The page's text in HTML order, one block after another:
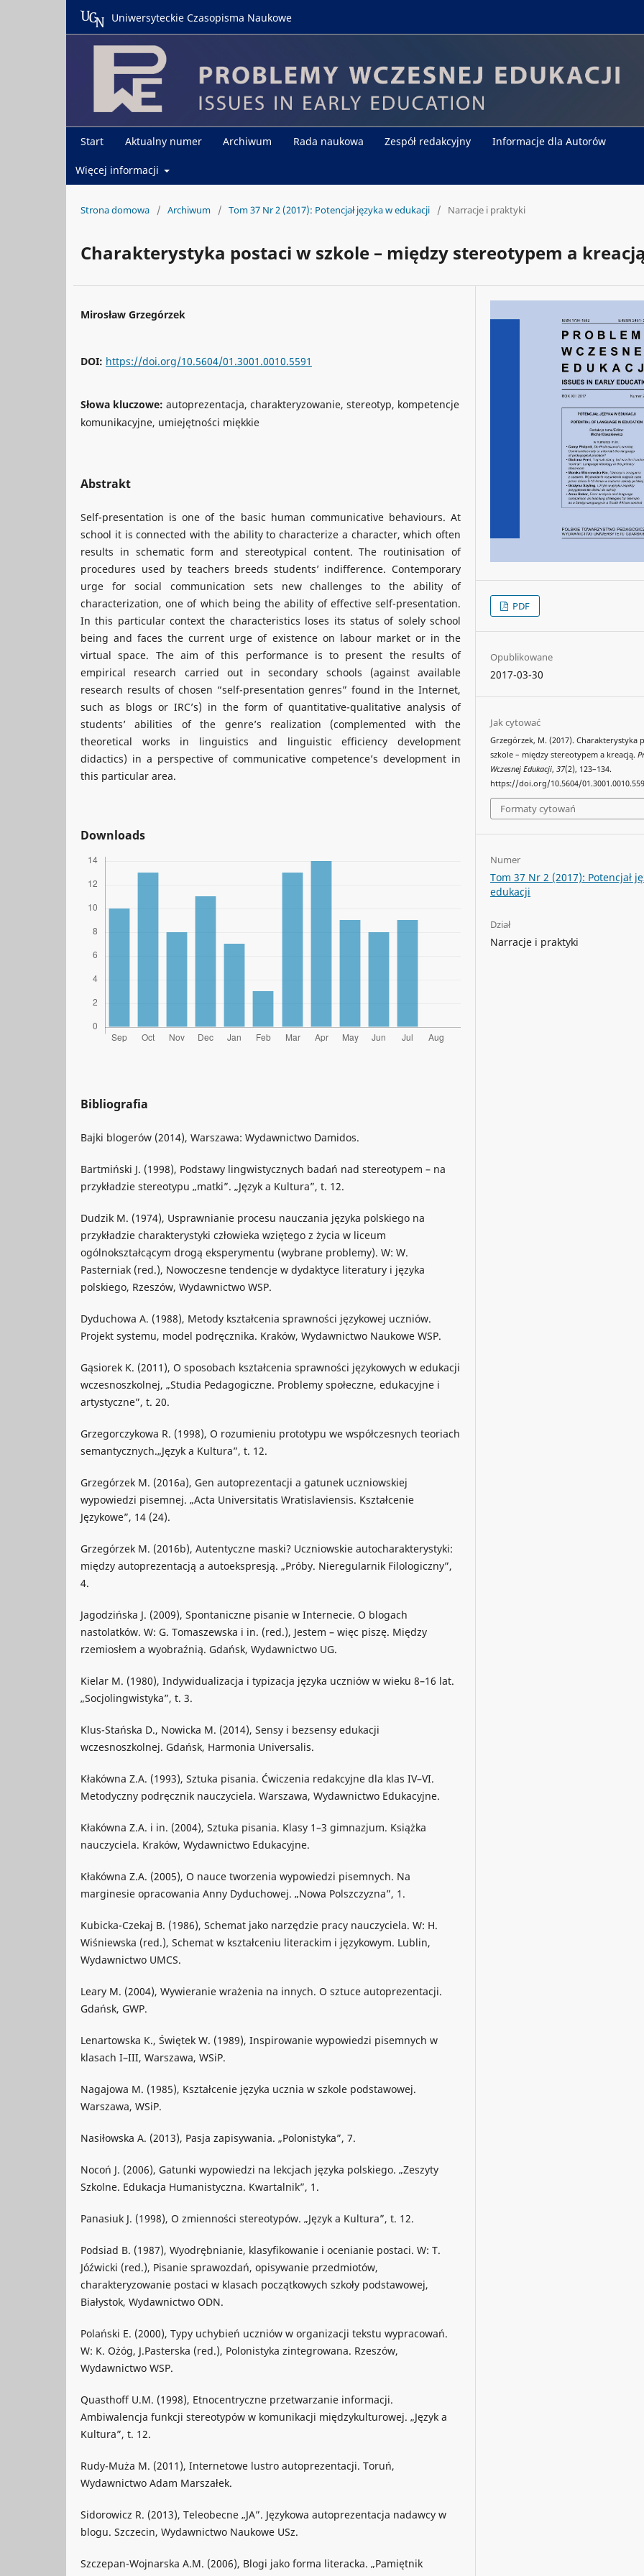
Start Aktualny numer Archiwum Rada naukowa Zespół redakcyjny Informacje dla Autorów
Więcej informacji
Uniwersyteckie Czasopisma Naukowe
Strona domowa / Archiwum / Tom 37 Nr 2 (2017): Potencjał języka w edukacji / Narracje i praktyki
Charakterystyka postaci w szkole – między stereotypem a kreacją
Mirosław Grzegórzek
DOI: https://doi.org/10.5604/01.3001.0010.5591
Słowa kluczowe: autoprezentacja, charakteryzowanie, stereotyp, kompetencje
komunikacyjne, umiejętności miękkie
Abstrakt
Self-presentation is one of the basic human communicative behaviours. At
school it is connected with the ability to characterize a character, which often
results in schematic form and stereotypical content. The routinisation of
procedures used by teachers breeds students’ indifference. Contemporary
urge for social communication sets new challenges to the ability of
characterization, one of which being the ability of effective self-presentation.
In this particular context the characteristics loses its status of solely school
being and faces the current urge of existence on labour market or in the
virtual space. The aim of this performance is to present the results of
empirical research carried out in secondary schools (against available
research results of chosen “self-presentation genres” found in the Internet,
such as blogs or IRC’s) in the form of quantitative-qualitative analysis of
students’ abilities of the genre’s realization (complemented with the
theoretical works in linguistics and linguistic efficiency development
didactics) in a perspective of communicative competence’s development in
this particular area.
Downloads
Bibliografia
Bajki blogerów (2014), Warszawa: Wydawnictwo Damidos.
Bartmiński J. (1998), Podstawy lingwistycznych badań nad stereotypem – na
przykładzie stereotypu „matki”. „Język a Kultura”, t. 12.
Dudzik M. (1974), Usprawnianie procesu nauczania języka polskiego na
przykładzie charakterystyki człowieka wziętego z życia w liceum
ogólnokształcącym drogą eksperymentu (wybrane problemy). W: W.
Pasterniak (red.), Nowoczesne tendencje w dydaktyce literatury i języka
polskiego, Rzeszów, Wydawnictwo WSP.
Dyduchowa A. (1988), Metody kształcenia sprawności językowej uczniów.
Projekt systemu, model podręcznika. Kraków, Wydawnictwo Naukowe WSP.
Gąsiorek K. (2011), O sposobach kształcenia sprawności językowych w edukacji
wczesnoszkolnej, „Studia Pedagogiczne. Problemy społeczne, edukacyjne i
artystyczne”, t. 20.
Grzegorczykowa R. (1998), O rozumieniu prototypu we współczesnych teoriach
semantycznych.„Język a Kultura”, t. 12.
Grzegórzek M. (2016a), Gen autoprezentacji a gatunek uczniowskiej
wypowiedzi pisemnej. „Acta Universitatis Wratislaviensis. Kształcenie
Językowe”, 14 (24).
Grzegórzek M. (2016b), Autentyczne maski? Uczniowskie autocharakterystyki:
między autoprezentacją a autoekspresją. „Próby. Nieregularnik Filologiczny”,
4.
Jagodzińska J. (2009), Spontaniczne pisanie w Internecie. O blogach
nastolatków. W: G. Tomaszewska i in. (red.), Jestem – więc piszę. Między
rzemiosłem a wyobraźnią. Gdańsk, Wydawnictwo UG.
Kielar M. (1980), Indywidualizacja i typizacja języka uczniów w wieku 8–16 lat.
„Socjolingwistyka”, t. 3.
Klus-Stańska D., Nowicka M. (2014), Sensy i bezsensy edukacji
wczesnoszkolnej. Gdańsk, Harmonia Universalis.
Kłakówna Z.A. (1993), Sztuka pisania. Ćwiczenia redakcyjne dla klas IV–VI.
Metodyczny podręcznik nauczyciela. Warszawa, Wydawnictwo Edukacyjne.
Kłakówna Z.A. i in. (2004), Sztuka pisania. Klasy 1–3 gimnazjum. Książka
nauczyciela. Kraków, Wydawnictwo Edukacyjne.
Kłakówna Z.A. (2005), O nauce tworzenia wypowiedzi pisemnych. Na
marginesie opracowania Anny Dyduchowej. „Nowa Polszczyzna”, 1.
Kubicka-Czekaj B. (1986), Schemat jako narzędzie pracy nauczyciela. W: H.
Wiśniewska (red.), Schemat w kształceniu literackim i językowym. Lublin,
Wydawnictwo UMCS.
Leary M. (2004), Wywieranie wrażenia na innych. O sztuce autoprezentacji.
Gdańsk, GWP.
Lenartowska K., Świętek W. (1989), Inspirowanie wypowiedzi pisemnych w
klasach I–III, Warszawa, WSiP.
Nagajowa M. (1985), Kształcenie języka ucznia w szkole podstawowej.
Warszawa, WSiP.
Nasiłowska A. (2013), Pasja zapisywania. „Polonistyka”, 7.
Nocoń J. (2006), Gatunki wypowiedzi na lekcjach języka polskiego. „Zeszyty
Szkolne. Edukacja Humanistyczna. Kwartalnik”, 1.
Panasiuk J. (1998), O zmienności stereotypów. „Język a Kultura”, t. 12.
Podsiad B. (1987), Wyodrębnianie, klasyfikowanie i ocenianie postaci. W: T.
Jóźwicki (red.), Pisanie sprawozdań, opisywanie przedmiotów,
charakteryzowanie postaci w klasach początkowych szkoły podstawowej,
Białystok, Wydawnictwo ODN.
Polański E. (2000), Typy uchybień uczniów w organizacji tekstu wypracowań.
W: K. Ożóg, J.Pasterska (red.), Polonistyka zintegrowana. Rzeszów,
Wydawnictwo WSP.
Quasthoff U.M. (1998), Etnocentryczne przetwarzanie informacji.
Ambiwalencja funkcji stereotypów w komunikacji międzykulturowej. „Język a
Kultura”, t. 12.
Rudy-Muża M. (2011), Internetowe lustro autoprezentacji. Toruń,
Wydawnictwo Adam Marszałek.
Sidorowicz R. (2013), Teleobecne „JA”. Językowa autoprezentacja nadawcy w
blogu. Szczecin, Wydawnictwo Naukowe USz.
Szczepan-Wojnarska A.M. (2006), Blogi jako forma literacka. „Pamiętnik
PDF
Opublikowane
2017-03-30
Jak cytować
Grzegórzek, M. (2017). Charakterystyka
szkole – między stereotypem a kreacją.
Wczesnej Edukacji,37(2), 123–134.
https://doi.org/10.5604/
Formaty cytowań
Numer
Tom 37 Nr 2 (2017): Potencjał
edukacji
Dział
Narracje i praktyki